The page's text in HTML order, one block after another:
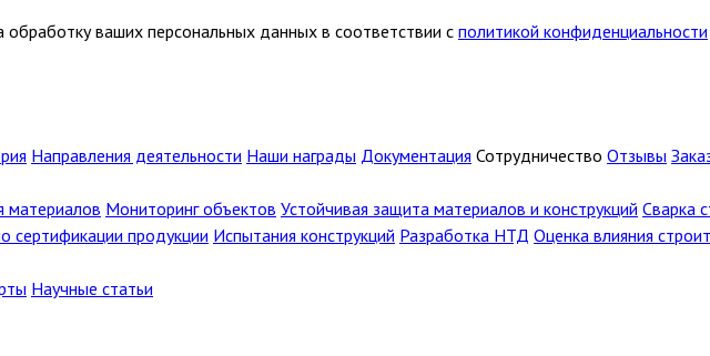
ваших персональных данных в соответствии с политикой конфиденциальности
Направления деятельности Наши награды Документация Сотрудничество Отзывы
материалов Мониторинг объектов Устойчивая защита материалов и конструкций Сварка
сертификации продукции Испытания конструкций Разработка НТД Оценка влияния
Научные статьи